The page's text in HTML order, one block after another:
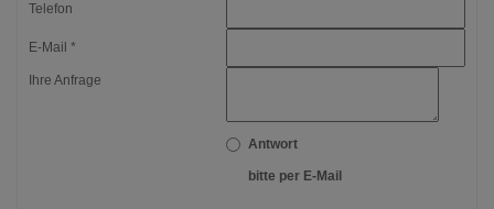
Telefon
E-Mail *
Ihre Anfrage
Antwort
bitte per E-Mail